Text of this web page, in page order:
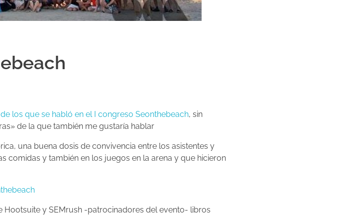
los que se habló en el I congreso Seonthebeach, sin
de la que también me gustaría hablar
una buena dosis de convivencia entre los asistentes y
comidas y también en los juegos en la arena y que hicieron
Hootsuite y SEMrush -patrocinadores del evento- libros